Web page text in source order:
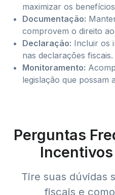
maximizar os
Documentação:
comprovem o direito
Declaração: Incluir os
nas declarações fiscais.
Monitoramento:
legislação que possam
Perguntas
Incentivos
Tire suas dúvidas
fiscais e